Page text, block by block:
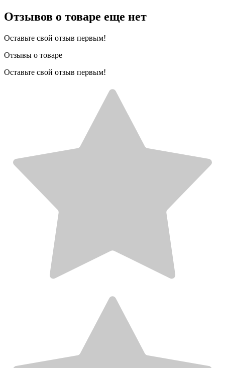
Отзывов о товаре еще нет
Оставьте свой отзыв первым!
Отзывы о товаре
Оставьте свой отзыв первым!